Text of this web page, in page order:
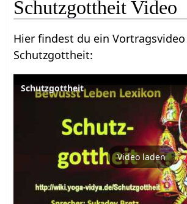
Schutzgottheit Video
Hier findest du ein
Schutzgottheit‏‎:
Schutzgottheit
Video laden